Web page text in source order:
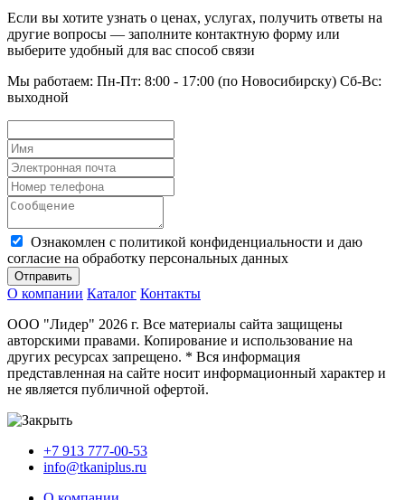
Если вы хотите узнать о ценах, услугах, получить ответы на
другие вопросы — заполните контактную форму или
выберите удобный для вас способ связи
Мы работаем: Пн-Пт: 8:00 - 17:00 (по Новосибирску) Сб-Вс:
выходной
Ознакомлен с политикой конфиденциальности и даю
согласие на обработку персональных данных
Отправить
О компании Каталог Контакты
ООО "Лидер" 2026 г. Все материалы сайта защищены
авторскими правами. Копирование и использование на
других ресурсах запрещено. * Вся информация
представленная на сайте носит информационный характер и
не является публичной офертой.
+7 913 777-00-53
info@tkaniplus.ru